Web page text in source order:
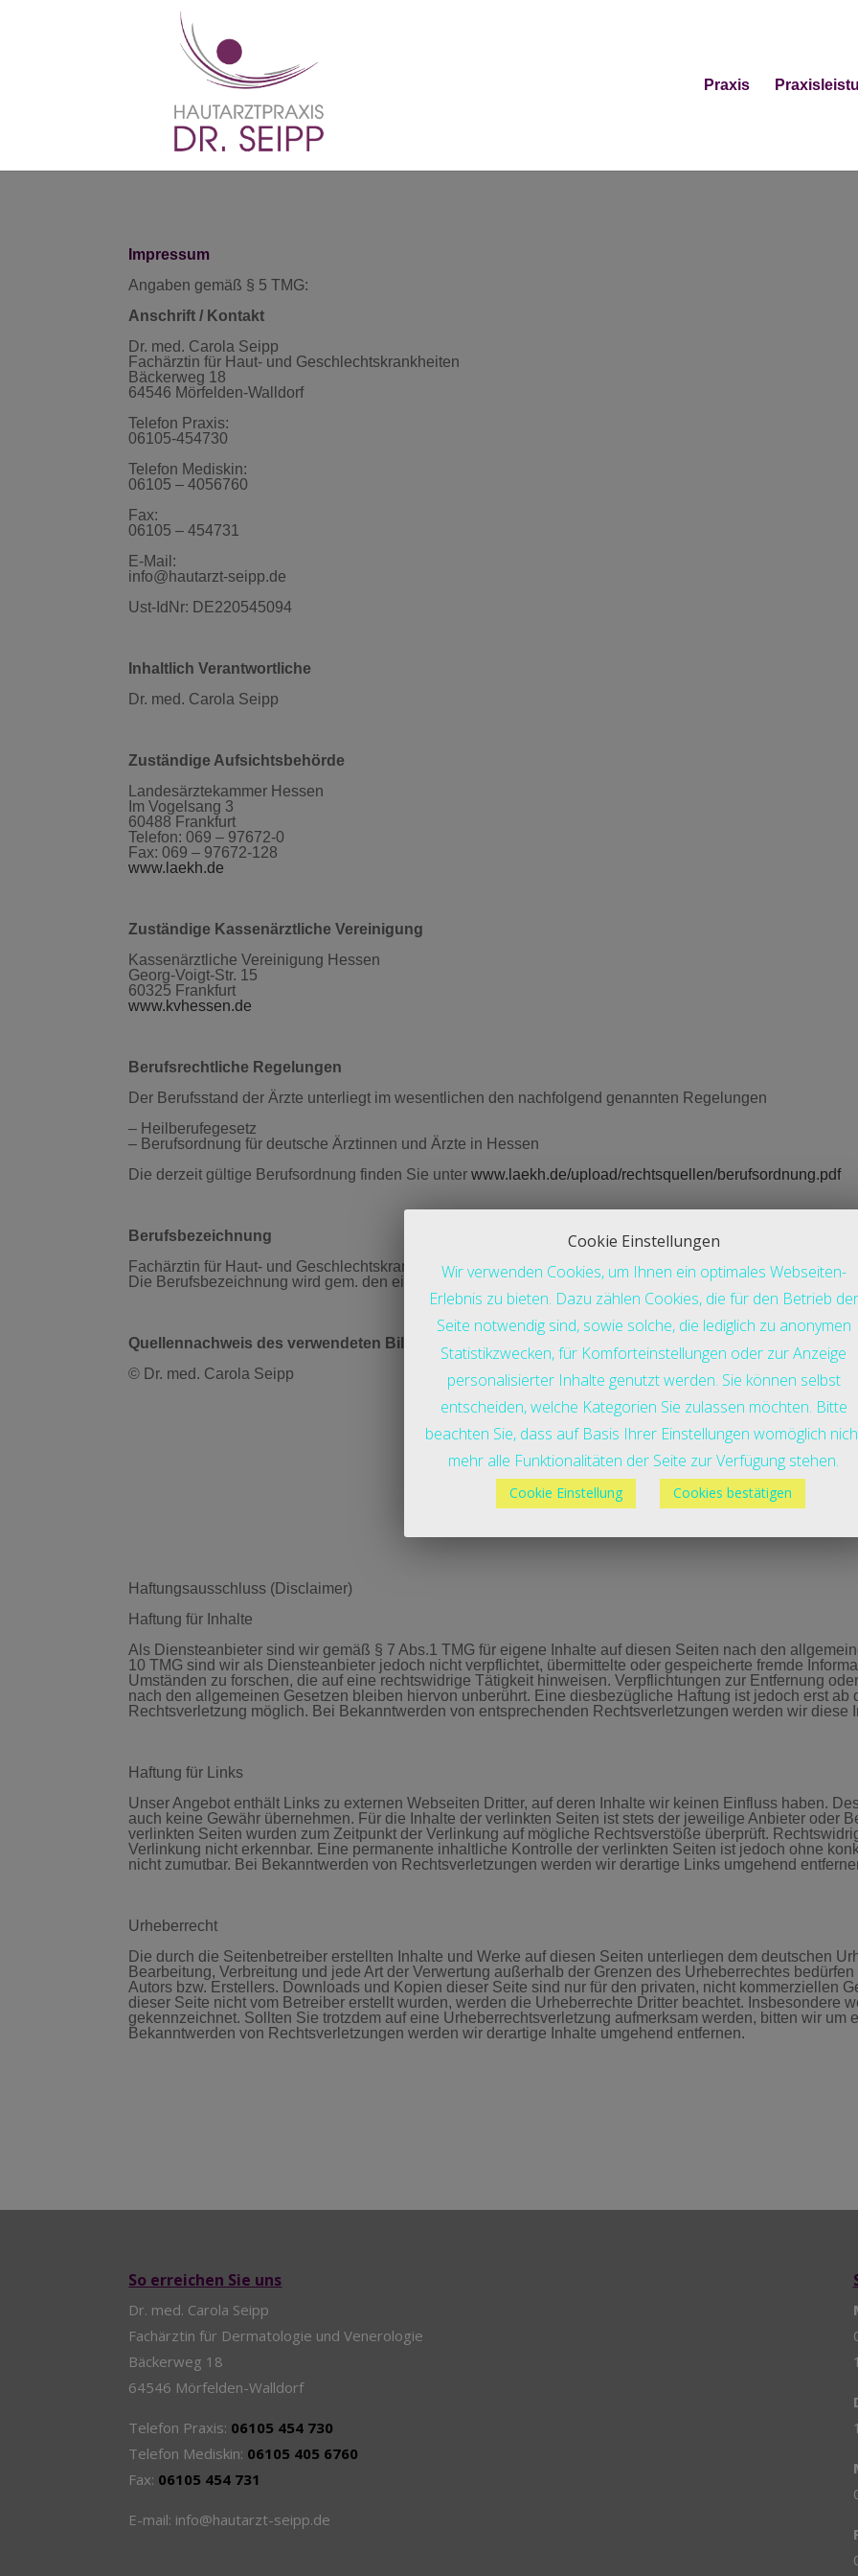
Praxis
Impressum
Angaben gemäß § 5 TMG:
Anschrift / Kontakt
Dr. med. Carola Seipp
Fachärztin für Haut- und Geschlechtskrankheiten
Bäckerweg 18
64546 Mörfelden-Walldorf
Telefon Praxis:
06105-454730
Telefon Mediskin:
06105 – 4056760
Fax:
06105 – 454731
E-Mail:
info@hautarzt-seipp.de
Ust-IdNr: DE220545094
Inhaltlich Verantwortliche
Dr. med. Carola Seipp
Zuständige Aufsichtsbehörde
Landesärztekammer Hessen
Im Vogelsang 3
60488 Frankfurt
Telefon: 069 – 97672-0
Fax: 069 – 97672-128
www.laekh.de
Zuständige Kassenärztliche Vereinigung
Kassenärztliche Vereinigung Hessen
Georg-Voigt-Str. 15
60325 Frankfurt
www.kvhessen.de
Berufsrechtliche Regelungen
Der Berufsstand der Ärzte unterliegt im wesentlichen den nachfolgend genannten Regelungen
– Heilberufegesetz
– Berufsordnung für deutsche Ärztinnen und Ärzte in Hessen
Die derzeit gültige Berufsordnung finden Sie unterwww.laekh.de/upload/rechtsquellen/berufsordnung.pdf
Berufsbezeichnung
Fachärztin für Haut- und Geschlechtskrankheiten.
Die Berufsbezeichnung wird gem. den einschlägigen Bestimmungen der Bundesrepublik Deutschland
Quellennachweis des verwendeten Bildmaterials
© Dr. med. Carola Seipp
Haftungsausschluss (Disclaimer)
Haftung für Inhalte
Als Diensteanbieter sind wir gemäß § 7 Abs.1 TMG für eigene Inhalte auf diesen Seiten nach den
10 TMG sind wir als Diensteanbieter jedoch nicht verpflichtet, übermittelte oder gespeicherte fremde
Umständen zu forschen, die auf eine rechtswidrige Tätigkeit hinweisen. Verpflichtungen zur Entfernung
nach den allgemeinen Gesetzen bleiben hiervon unberührt. Eine diesbezügliche Haftung ist jedoch erst
Rechtsverletzung möglich. Bei Bekanntwerden von entsprechenden Rechtsverletzungen werden wir diese
Haftung für Links
Unser Angebot enthält Links zu externen Webseiten Dritter, auf deren Inhalte wir keinen Einfluss haben.
auch keine Gewähr übernehmen. Für die Inhalte der verlinkten Seiten ist stets der jeweilige Anbieter oder
verlinkten Seiten wurden zum Zeitpunkt der Verlinkung auf mögliche Rechtsverstöße überprüft.
Verlinkung nicht erkennbar. Eine permanente inhaltliche Kontrolle der verlinkten Seiten ist jedoch ohne
nicht zumutbar. Bei Bekanntwerden von Rechtsverletzungen werden wir derartige Links umgehend
Urheberrecht
Die durch die Seitenbetreiber erstellten Inhalte und Werke auf diesen Seiten unterliegen dem deutschen
Bearbeitung, Verbreitung und jede Art der Verwertung außerhalb der Grenzen des Urheberrechtes
Autors bzw. Erstellers. Downloads und Kopien dieser Seite sind nur für den privaten, nicht kommerziellen
dieser Seite nicht vom Betreiber erstellt wurden, werden die Urheberrechte Dritter beachtet. Insbesondere
gekennzeichnet. Sollten Sie trotzdem auf eine Urheberrechtsverletzung aufmerksam werden, bitten wir um
Bekanntwerden von Rechtsverletzungen werden wir derartige Inhalte umgehend entfernen.
So erreichen Sie uns
Dr. med. Carola Seipp
Fachärztin für Dermatologie und Venerologie
Bäckerweg 18
64546 Mörfelden-Walldorf
Telefon Praxis: 06105 454 730
Telefon Mediskin: 06105 405 6760
Fax: 06105 454 731
E-mail: info@hautarzt-seipp.de
Cookie Einstellungen
Wir verwenden Cookies, um Ihnen ein optimales Webseiten-
Erlebnis zu bieten. Dazu zählen Cookies, die für den Betrieb der
Seite notwendig sind, sowie solche, die lediglich zu anonymen
Statistikzwecken, für Komforteinstellungen oder zur Anzeige
personalisierter Inhalte genutzt werden. Sie können selbst
entscheiden, welche Kategorien Sie zulassen möchten. Bitte
beachten Sie, dass auf Basis Ihrer Einstellungen womöglich
mehr alle Funktionalitäten der Seite zur Verfügung stehen.
Cookie Einstellung Cookies bestätigen